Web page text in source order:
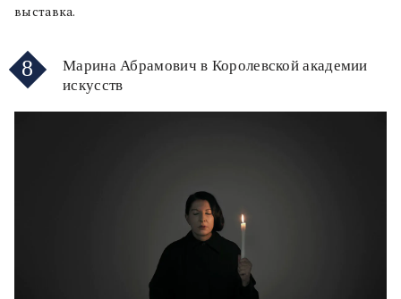
выставка.
8
Марина Абрамович в Королевской академии
искусств